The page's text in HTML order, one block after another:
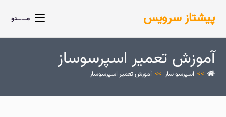
پیشتاز سرویس مــــنو
آموزش تعمیر اسپرسوساز
>> اسپرسو ساز >> آموزش تعمیر اسپرسوساز